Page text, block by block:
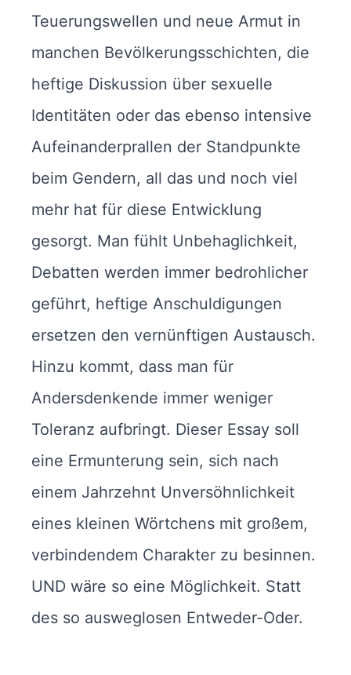
Teuerungswellen und neue Armut in
manchen Bevölkerungsschichten, die
heftige Diskussion über sexuelle
Identitäten oder das ebenso intensive
Aufeinanderprallen der Standpunkte
beim Gendern, all das und noch viel
mehr hat für diese Entwicklung
gesorgt. Man fühlt Unbehaglichkeit,
Debatten werden immer bedrohlicher
geführt, heftige Anschuldigungen
ersetzen den vernünftigen Austausch.
Hinzu kommt, dass man für
Andersdenkende immer weniger
Toleranz aufbringt. Dieser Essay soll
eine Ermunterung sein, sich nach
einem Jahrzehnt Unversöhnlichkeit
eines kleinen Wörtchens mit großem,
verbindendem Charakter zu besinnen.
UND wäre so eine Möglichkeit. Statt
des so ausweglosen Entweder-Oder.